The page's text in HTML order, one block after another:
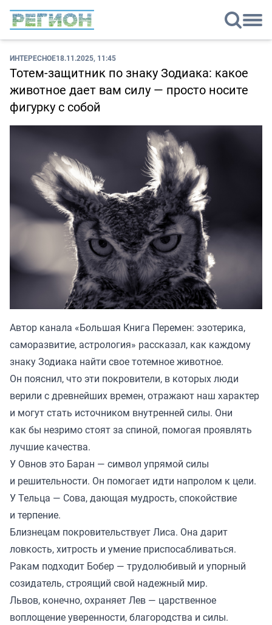
ИНТЕРЕСНОЕ18.11.2025, 11:45
Тотем-защитник по знаку Зодиака: какое
животное дает вам силу — просто носите
фигурку с собой
Автор канала «Большая Книга Перемен: эзотерика,
саморазвитие, астрология» рассказал, как каждому
знаку Зодиака найти свое тотемное животное.
Он пояснил, что эти покровители, в которых люди
верили с древнейших времен, отражают наш характер
и могут стать источником внутренней силы. Они
как бы незримо стоят за спиной, помогая проявлять
лучшие качества.
У Овнов это Баран — символ упрямой силы
и решительности. Он помогает идти напролом к цели.
У Тельца — Сова, дающая мудрость, спокойствие
и терпение.
Близнецам покровительствует Лиса. Она дарит
ловкость, хитрость и умение приспосабливаться.
Ракам подходит Бобер — трудолюбивый и упорный
созидатель, строящий свой надежный мир.
Львов, конечно, охраняет Лев — царственное
воплощение уверенности, благородства и силы.